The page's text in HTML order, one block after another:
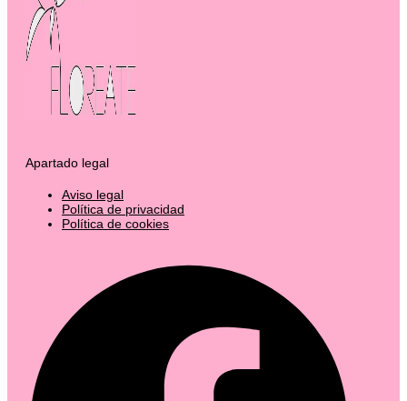
Apartado legal
Aviso legal
Política de privacidad
Política de cookies